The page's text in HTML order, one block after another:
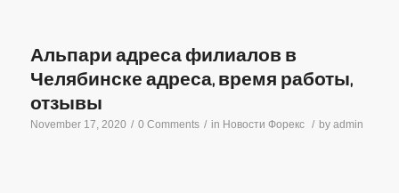
Альпари адреса филиалов в
Челябинске адреса, время работы,
отзывы
November 17, 2020 / 0 Comments / in Новости Форекс / by admin